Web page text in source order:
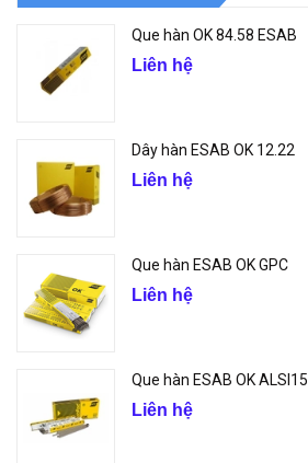
Que hàn OK 84.58 ESAB
Liên hệ
Dây hàn ESAB OK 12.22
Liên hệ
Que hàn ESAB OK GPC
Liên hệ
Que hàn ESAB OK ALSI15
Liên hệ